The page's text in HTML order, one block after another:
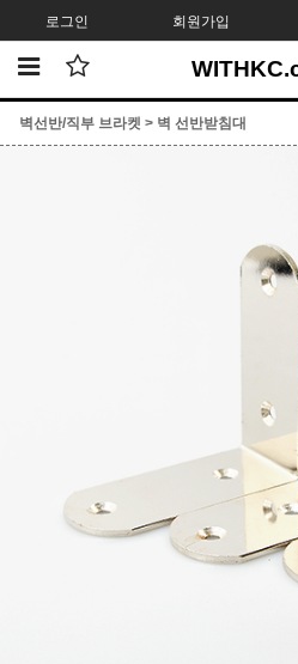
로그인 회원가입
벽선반/직부 브라켓 > 벽 선반받침대